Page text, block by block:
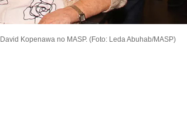
Kopenawa no MASP. (Foto: Leda Abuhab/MASP)